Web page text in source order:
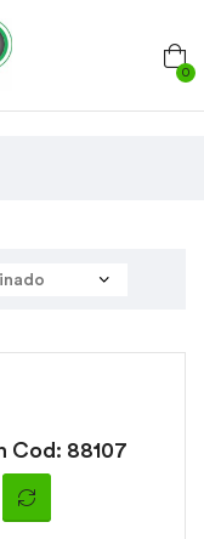
0
Cod: 88107